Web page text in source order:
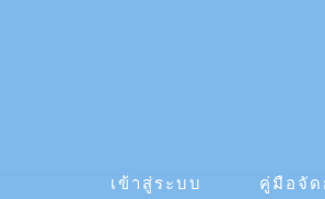
เข้าสู่ระบบ คู่มือจัด